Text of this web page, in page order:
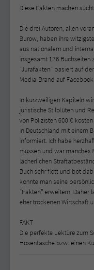
Diese Fakten machen
Die drei Autoren, allen
Burow, haben ihre
aus nationalem und
insgesamt 176 Buchseiten
"Jurafakten" basiert auf
Media-Brand auf
In kurzweiligen Kapiteln
juristische Stilblüten und
von Polizisten 600 €
in Deutschland mit einem
informiert. Ich habe
müssen und war manches
lächerlichen
Buch sehr flott und bot
konnte man seine
"Fakten" erweitern. Daher
eher trockenen Wirtschaft
FAKT
Die perfekte Lektüre zum
Hosentasche bzw. einen